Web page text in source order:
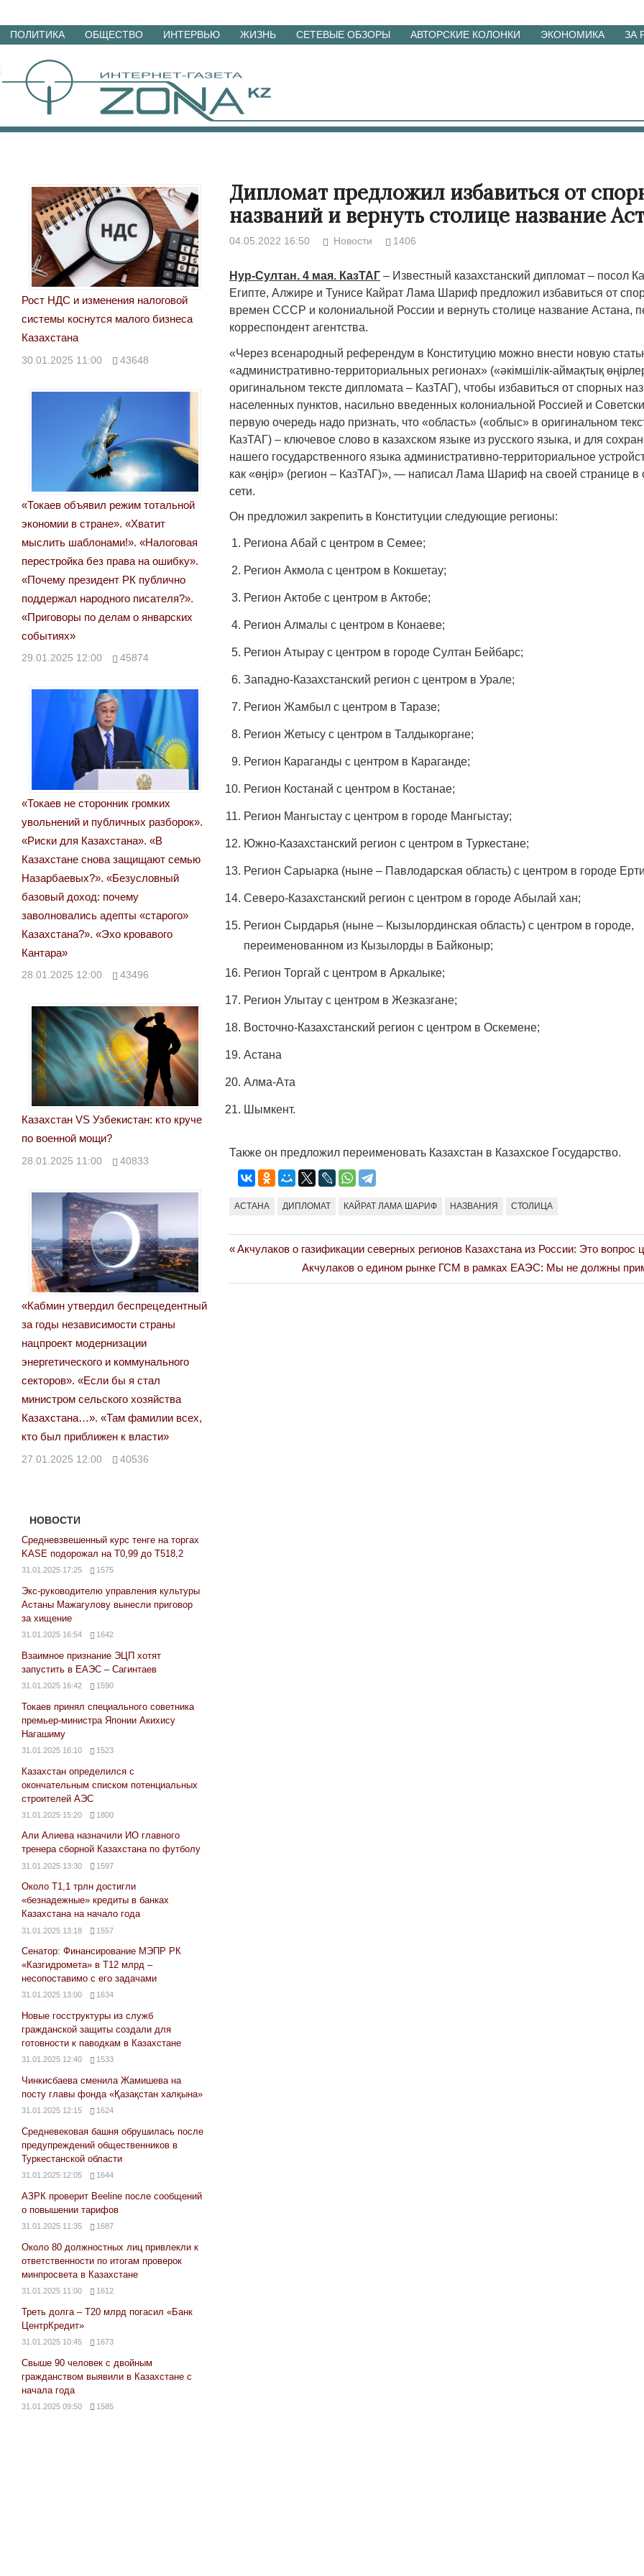
Перейти
материалам
ПОЛИТИКА ОБЩЕСТВО ИНТЕРВЬЮ ЖИЗНЬ СЕТЕВЫЕ ОБЗОРЫ АВТОРСКИЕ КОЛОНКИ ЭКОНОМИКА ЗА
Дипломат предложил избавиться от
названий и вернуть столице название
04.05.2022 16:50 Новости 1406
Нур-Султан. 4 мая. КазТАГ – Известный казахстанский дипломат – посол
Египте, Алжире и Тунисе Кайрат Лама Шариф предложил избавиться от
времен СССР и колониальной России и вернуть столице название Астана,
корреспондент агентства.
«Через всенародный референдум в Конституцию можно внести новую
«административно-территориальных регионах» («әкімшілік-аймақтық
оригинальном тексте дипломата – КазТАГ), чтобы избавиться от спорных
населенных пунктов, насильно введенных колониальной Россией и
первую очередь надо признать, что «область» («облыс» в оригинальном
КазТАГ) – ключевое слово в казахском языке из русского языка, и для
нашего государственного языка административно-территориальное
как «өңір» (регион – КазТАГ)», — написал Лама Шариф на своей странице в
сети.
Он предложил закрепить в Конституции следующие регионы:
Региона Абай с центром в Семее;
Регион Акмола с центром в Кокшетау;
Регион Актобе с центром в Актобе;
Регион Алмалы с центром в Конаеве;
Регион Атырау с центром в городе Султан Бейбарс;
Западно-Казахстанский регион с центром в Урале;
Регион Жамбыл с центром в Таразе;
Регион Жетысу с центром в Талдыкоргане;
Регион Караганды с центром в Караганде;
Регион Костанай с центром в Костанае;
Регион Мангыстау с центром в городе Мангыстау;
Южно-Казахстанский регион с центром в Туркестане;
Регион Сарыарка (ныне – Павлодарская область) с центром в городе
Северо-Казахстанский регион с центром в городе Абылай хан;
Регион Сырдарья (ныне – Кызылординская область) с центром в городе,
переименованном из Кызылорды в Байконыр;
Регион Торгай с центром в Аркалыке;
Регион Улытау с центром в Жезказгане;
Восточно-Казахстанский регион с центром в Оскемене;
Астана
Алма-Ата
Шымкент.
Также он предложил переименовать Казахстан в Казахское Государство.
АСТАНА ДИПЛОМАТ КАЙРАТ ЛАМА ШАРИФ НАЗВАНИЯ СТОЛИЦА
Навигация
по
Previous
Акчулаков о газификации северных регионов Казахстана из России: Это вопрос
Next
Post:
Акчулаков о едином рынке ГСМ в рамках ЕАЭС: Мы не должны
Рост НДС и изменения налоговой
системы коснутся малого бизнеса
Казахстана
30.01.2025 11:00 43648
«Токаев объявил режим тотальной
экономии в стране». «Хватит
мыслить шаблонами!». «Налоговая
перестройка без права на ошибку».
«Почему президент РК публично
поддержал народного писателя?».
«Приговоры по делам о январских
событиях»
29.01.2025 12:00 45874
«Токаев не сторонник громких
увольнений и публичных разборок».
«Риски для Казахстана». «В
Казахстане снова защищают семью
Назарбаевых?». «Безусловный
базовый доход: почему
заволновались адепты «старого»
Казахстана?». «Эхо кровавого
Кантара»
28.01.2025 12:00 43496
Казахстан VS Узбекистан: кто круче
по военной мощи?
28.01.2025 11:00 40833
«Кабмин утвердил беспрецедентный
за годы независимости страны
нацпроект модернизации
энергетического и коммунального
секторов». «Если бы я стал
министром сельского хозяйства
Казахстана…». «Там фамилии всех,
кто был приближен к власти»
27.01.2025 12:00 40536
НОВОСТИ
Средневзвешенный курс тенге на торгах
KASE подорожал на Т0,99 до Т518,2
31.01.2025 17:25 1575
Экс-руководителю управления культуры
Астаны Мажагулову вынесли приговор
за хищение
31.01.2025 16:54 1642
Взаимное признание ЭЦП хотят
запустить в ЕАЭС – Сагинтаев
31.01.2025 16:42 1590
Токаев принял специального советника
премьер-министра Японии Акихису
Нагашиму
31.01.2025 16:10 1523
Казахстан определился с
окончательным списком потенциальных
строителей АЭС
31.01.2025 15:20 1800
Али Алиева назначили ИО главного
тренера сборной Казахстана по футболу
31.01.2025 13:30 1597
Около Т1,1 трлн достигли
«безнадежные» кредиты в банках
Казахстана на начало года
31.01.2025 13:18 1557
Сенатор: Финансирование МЭПР РК
«Казгидромета» в Т12 млрд –
несопоставимо с его задачами
31.01.2025 13:00 1634
Новые госструктуры из служб
гражданской защиты создали для
готовности к паводкам в Казахстане
31.01.2025 12:40 1533
Чинкисбаева сменила Жамишева на
посту главы фонда «Қазақстан халқына»
31.01.2025 12:15 1624
Средневековая башня обрушилась после
предупреждений общественников в
Туркестанской области
31.01.2025 12:05 1644
АЗРК проверит Beeline после сообщений
о повышении тарифов
31.01.2025 11:35 1687
Около 80 должностных лиц привлекли к
ответственности по итогам проверок
минпросвета в Казахстане
31.01.2025 11:00 1612
Треть долга – Т20 млрд погасил «Банк
ЦентрКредит»
31.01.2025 10:45 1673
Свыше 90 человек с двойным
гражданством выявили в Казахстане с
начала года
31.01.2025 09:50 1585
17.10.2024 17:00 29972
Дарига не
Авиакомпании
мошенниками
30.10.2024